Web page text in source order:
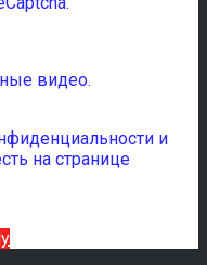
видео.
и
на странице